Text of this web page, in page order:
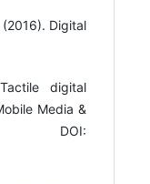
Digital
digital
Media &
DOI: